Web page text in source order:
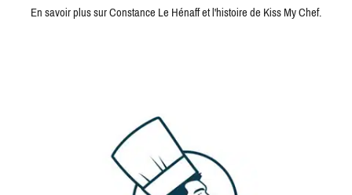
En savoir plus sur Constance Le Hénaff et l'histoire de Kiss My Chef.